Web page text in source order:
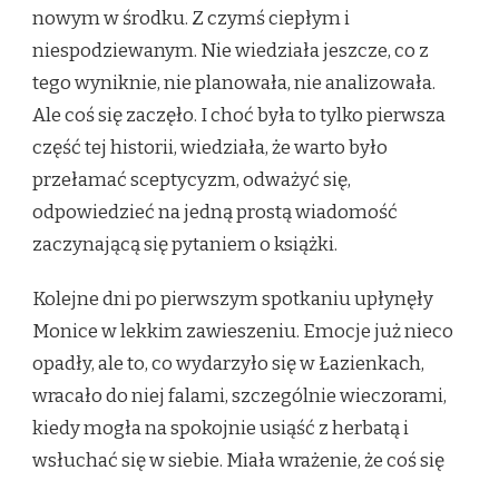
nowym w środku. Z czymś ciepłym i
niespodziewanym. Nie wiedziała jeszcze, co z
tego wyniknie, nie planowała, nie analizowała.
Ale coś się zaczęło. I choć była to tylko pierwsza
część tej historii, wiedziała, że warto było
przełamać sceptycyzm, odważyć się,
odpowiedzieć na jedną prostą wiadomość
zaczynającą się pytaniem o książki.
Kolejne dni po pierwszym spotkaniu upłynęły
Monice w lekkim zawieszeniu. Emocje już nieco
opadły, ale to, co wydarzyło się w Łazienkach,
wracało do niej falami, szczególnie wieczorami,
kiedy mogła na spokojnie usiąść z herbatą i
wsłuchać się w siebie. Miała wrażenie, że coś się